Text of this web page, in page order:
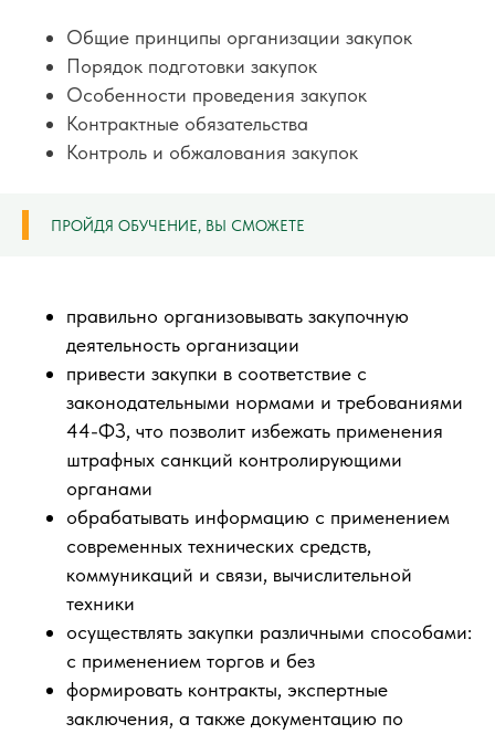
Общие принципы организации закупок
Порядок подготовки закупок
Особенности проведения закупок
Контрактные обязательства
Контроль и обжалования закупок
ПРОЙДЯ ОБУЧЕНИЕ, ВЫ СМОЖЕТЕ
правильно организовывать закупочную
деятельность организации
привести закупки в соответствие с
законодательными нормами и требованиями
44-ФЗ, что позволит избежать применения
штрафных санкций контролирующими
органами
обрабатывать информацию с применением
современных технических средств,
коммуникаций и связи, вычислительной
техники
осуществлять закупки различными способами:
с применением торгов и без
формировать контракты, экспертные
заключения, а также документацию по